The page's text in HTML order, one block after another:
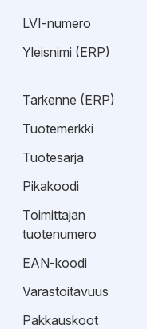
LVI-numero
Yleisnimi (ERP)
Tarkenne (ERP)
Tuotemerkki
Tuotesarja
Pikakoodi
Toimittajan
tuotenumero
EAN-koodi
Varastoitavuus
Pakkauskoot